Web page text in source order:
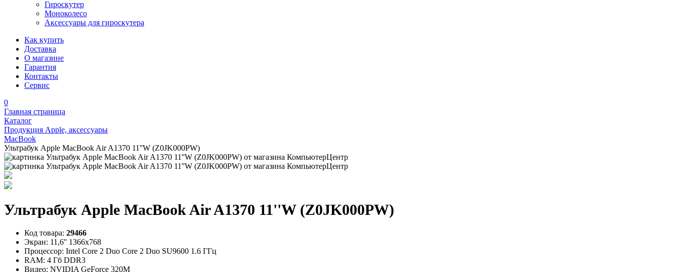
Гироскутер
Моноколесо
Аксессуары для гироскутера
Как купить
Доставка
О магазине
Гарантия
Контакты
Сервис
0
Главная страница
Каталог
Продукция Apple, аксессуары
MacBook
Ультрабук Apple MacBook Air A1370 11''W (Z0JK000PW)
Ультрабук Apple MacBook Air A1370 11''W (Z0JK000PW)
Код товара: 29466
Экран: 11,6'' 1366х768
Процессор: Intel Core 2 Duo Core 2 Duo SU9600 1.6 ГГц
RAM: 4 Гб DDR3
Видео: NVIDIA GeForce 320M